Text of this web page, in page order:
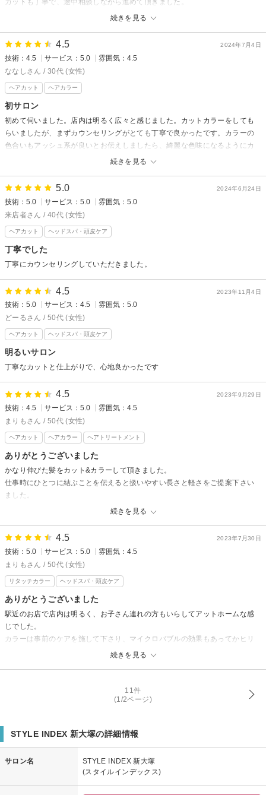
続きを見る
カットも丁寧で、途中相談しながら進めて頂きました。
2024年7月4日
4.5
技術：4.5 サービス：5.0
雰囲気：4.5
ななしさん / 30代 (女性)
ヘアカット ヘアカラー
初サロン
続きを見る
初めて伺いました。店内は明るく広々と感じました。カットカラーをしても
らいましたが、まずカウンセリングがとても丁寧で良かったです。カラーの
色合いもアッシュ系が良いとお伝えしましたら、綺麗な色味になるようにカ
ラー剤を提案して頂きました。カットカラー共に満足です。
2024年6月24日
5.0
技術：5.0 サービス：5.0
雰囲気：5.0
来店者さん / 40代 (女性)
ヘアカット ヘッドスパ・頭皮ケア
丁寧でした
丁寧にカウンセリングしていただきました。
2023年11月4日
4.5
技術：5.0 サービス：4.5
雰囲気：5.0
どーるさん / 50代 (女性)
ヘアカット ヘッドスパ・頭皮ケア
明るいサロン
丁寧なカットと仕上がりで、心地良かったです
2023年9月29日
4.5
技術：4.5 サービス：5.0
雰囲気：4.5
まりもさん / 50代 (女性)
ヘアカット ヘアカラー ヘアトリートメント
ありがとうございました
続きを見る
かなり伸びた髪をカット&カラーして頂きました。
仕事時にひとつに結ぶことを伝えると扱いやすい長さと軽さをご提案下さい
ました。
担当して下さる方はもちろん、若い美容師さんも感じが良くて通いたくなる
2023年7月30日
4.5
技術：5.0 サービス：5.0
雰囲気：4.5
まりもさん / 50代 (女性)
リタッチカラー ヘッドスパ・頭皮ケア
ありがとうございました
続きを見る
駅近のお店で店内は明るく、お子さん連れの方もいらしてアットホームな感
じでした。
カラーは事前のケアを施して下さり、マイクロバブルの効果もあってかヒリ
つくこともなく綺麗にしてもらえました。
STYLE INDEX 新大塚からの返信
先日はご来店頂きましてありがとうございました
マイクロバブルはシャンプーより細かい泡で洗い流す
ので、スッキリキレイに健康な頭皮に保つことがでします
またのご来店をお待ちしています
11件
(1/2ページ)
STYLE INDEX 新大塚の詳細情報
サロン名
STYLE INDEX 新大塚
(スタイルインデックス)